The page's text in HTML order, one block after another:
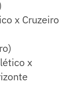
x Cruzeiro
x